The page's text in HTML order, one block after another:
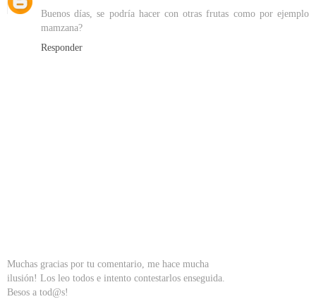
Buenos días, se podría hacer con otras frutas como por ejemplo
mamzana?
Responder
Muchas gracias por tu comentario, me hace mucha
ilusión! Los leo todos e intento contestarlos enseguida.
Besos a tod@s!